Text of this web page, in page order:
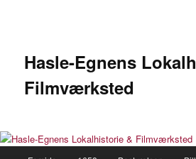
Hasle-Egnens
Filmværksted